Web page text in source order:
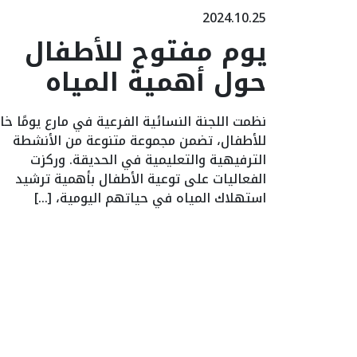
2024.10.25
يوم مفتوح للأطفال
حول أهمية المياه
نظمت اللجنة النسائية الفرعية في مارع يومًا
للأطفال، تضمن مجموعة متنوعة من الأنشطة
الترفيهية والتعليمية في الحديقة. وركزت
الفعاليات على توعية الأطفال بأهمية ترشيد
استهلاك المياه في حياتهم اليومية، […]